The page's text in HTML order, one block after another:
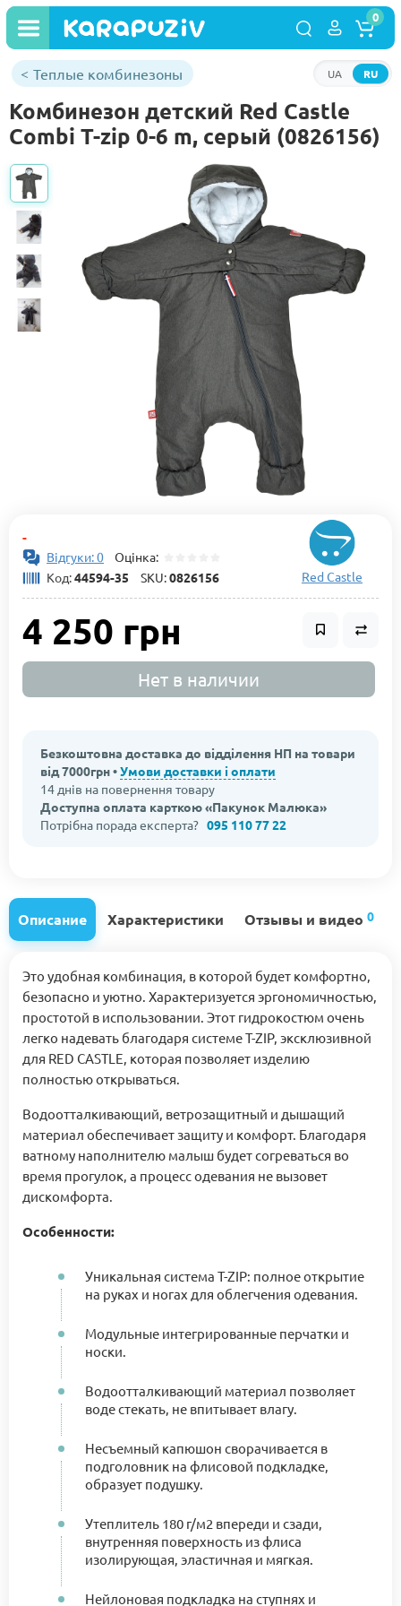
RU
UA
0
Теплые комбинезоны
Комбинезон детский Red Castle
Combi T-zip 0-6 m, серый (0826156)
-
Відгуки: 0 Оцінка:
Код:44594-35 SKU:0826156 Red Castle
4 250 грн
Нет в наличии
Безкоштовна доставка до відділення НП на товари
від 7000грн •Умови доставки і оплати
14 днів на повернення товару
Доступна оплата карткою «Пакунок Малюка»
Потрібна порада експерта? 095 110 77 22
Описание Характеристики Отзывы и видео 0
Это удобная комбинация, в которой будет комфортно,
безопасно и уютно. Характеризуется эргономичностью,
простотой в использовании. Этот гидрокостюм очень
легко надевать благодаря системе T-ZIP, эксклюзивной
для RED CASTLE, которая позволяет изделию
полностью открываться.
Водоотталкивающий, ветрозащитный и дышащий
материал обеспечивает защиту и комфорт. Благодаря
ватному наполнителю малыш будет согреваться во
время прогулок, а процесс одевания не вызовет
дискомфорта.
Особенности:
Уникальная система T-ZIP: полное открытие
на руках и ногах для облегчения одевания.
Модульные интегрированные перчатки и
носки.
Водоотталкивающий материал позволяет
воде стекать, не впитывает влагу.
Несъемный капюшон сворачивается в
подголовник на флисовой подкладке,
образует подушку.
Утеплитель 180 г/м2 впереди и сзади,
внутренняя поверхность из флиса
изолирующая, эластичная и мягкая.
Нейлоновая подкладка на ступнях и